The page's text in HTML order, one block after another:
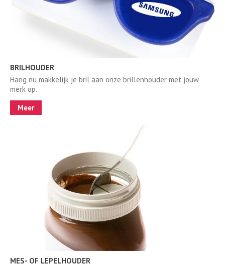
BRILHOUDER
Hang nu makkelijk je bril aan onze brillenhouder met jouw
merk op.
Meer
MES- OF LEPELHOUDER